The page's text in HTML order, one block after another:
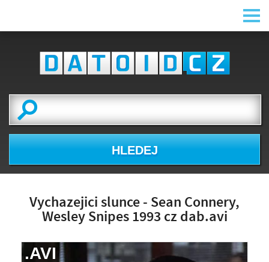
HLEDEJ
Vychazejici slunce - Sean Connery,
Wesley Snipes 1993 cz dab.avi
.AVI